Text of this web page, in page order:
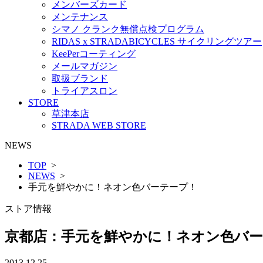
メンバーズカード
メンテナンス
シマノ クランク無償点検プログラム
RIDAS x STRADABICYCLES サイクリングツアー
KeePerコーティング
メールマガジン
取扱ブランド
トライアスロン
STORE
草津本店
STRADA WEB STORE
NEWS
TOP >
NEWS >
手元を鮮やかに！ネオン色バーテープ！
ストア情報
京都店：手元を鮮やかに！ネオン色バー